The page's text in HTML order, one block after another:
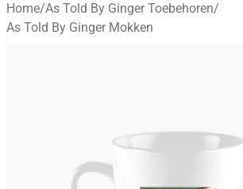
Home/As Told By Ginger Toebehoren/
As Told By Ginger Mokken